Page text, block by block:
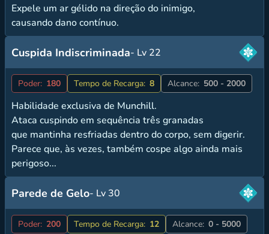
Expele um ar gélido na direção do inimigo,
causando dano contínuo.
Cuspida Indiscriminada- Lv 22
Poder: 180 Tempo de Recarga: 8 Alcance: 500 - 2000
Habilidade exclusiva de Munchill.
Ataca cuspindo em sequência três granadas
que mantinha resfriadas dentro do corpo, sem digerir.
Parece que, às vezes, também cospe algo ainda mais
perigoso...
Parede de Gelo- Lv 30
Poder: 200 Tempo de Recarga: 12 Alcance: 0 - 5000